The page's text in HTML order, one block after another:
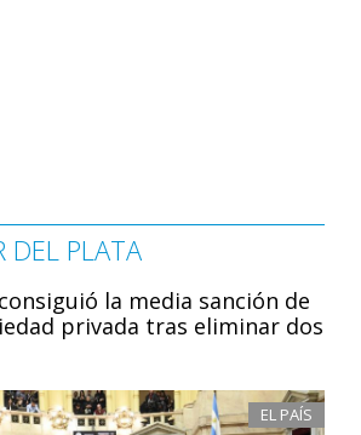
DEL PLATA
la media sanción de
privada tras eliminar dos
EL PAÍS